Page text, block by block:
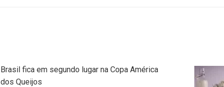
Brasil fica em segundo lugar na Copa América
dos Queijos